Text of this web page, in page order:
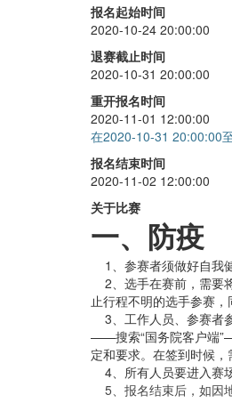
单手
金字塔
斜转
报名起始时间
2020-10-24 20:00:00
退赛截止时间
2020-10-31 20:00:00
重开报名时间
2020-11-01 12:00:00
在2020-10-31 20:00:00
报名结束时间
2020-11-02 12:00:00
关于比赛
一、防疫
1、参赛者须做好自我
2、选手在赛前，需要
止行程不明的选手参赛
3、工作人员、参赛者
——搜索“国务院客户端
定和要求。在签到时候
4、所有人员要进入赛
5、报名结束后，如因